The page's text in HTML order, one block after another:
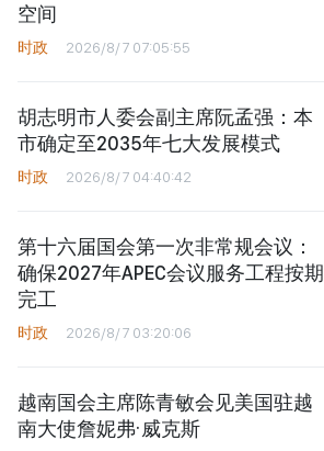
空间
时政 2026/8/7 07:05:55
胡志明市人委会副主席阮孟强：本
市确定至2035年七大发展模式
时政 2026/8/7 04:40:42
第十六届国会第一次非常规会议：
确保2027年APEC会议服务工程按期
完工
时政 2026/8/7 03:20:06
越南国会主席陈青敏会见美国驻越
南大使詹妮弗·威克斯